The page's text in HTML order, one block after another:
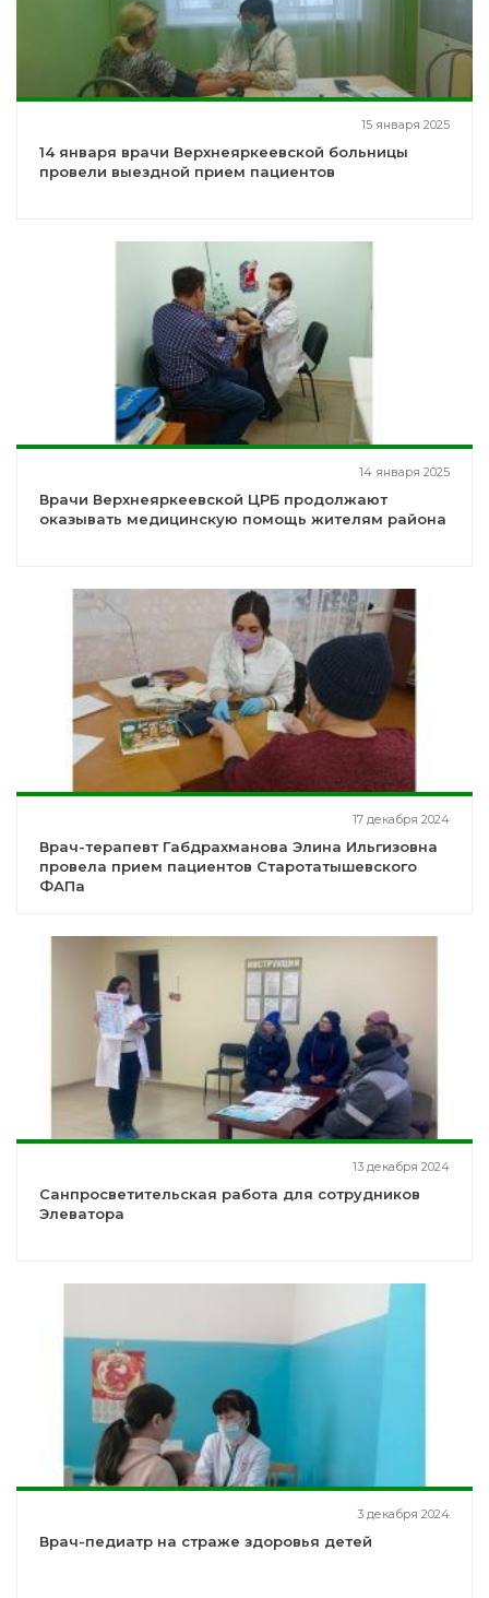
15 января 2025
14 января врачи Верхнеяркеевской больницы
провели выездной прием пациентов
14 января 2025
Врачи Верхнеяркеевской ЦРБ продолжают
оказывать медицинскую помощь жителям района
17 декабря 2024
Врач-терапевт Габдрахманова Элина Ильгизовна
провела прием пациентов Старотатышевского
ФАПа
13 декабря 2024
Санпросветительская работа для сотрудников
Элеватора
3 декабря 2024
Врач-педиатр на страже здоровья детей